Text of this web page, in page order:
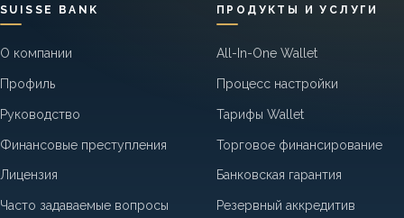
SUISSE BANK
О компании
Профиль
Руководство
Финансовые преступления
Лицензия
Часто задаваемые вопросы
ПРОДУКТЫ И УСЛУГИ
All-In-One Wallet
Процесс настройки
Тарифы Wallet
Торговое финансирование
Банковская гарантия
Резервный аккредитив